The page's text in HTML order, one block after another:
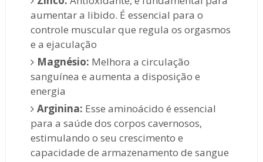
aumentar a libido. É essencial para o
controle muscular que regula os orgasmos
e a ejaculação
Magnésio: Melhora a circulação
sanguínea e aumenta a disposição e
energia
Arginina: Esse aminoácido é essencial
para a saúde dos corpos cavernosos,
estimulando o seu crescimento e
capacidade de armazenamento de sangue